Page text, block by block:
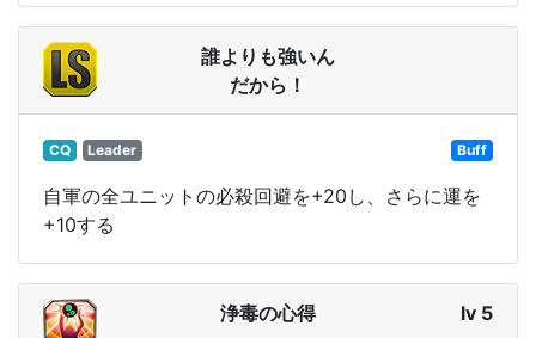
誰よりも強いん
だから！
CQ Leader Buff
自軍の全ユニットの必殺回避を+20し、さらに運を
+10する
浄毒の心得 lv 5